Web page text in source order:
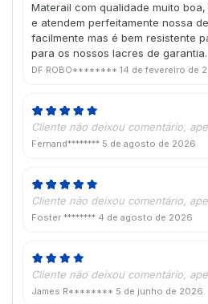
Materail com qualidade muito
e atendem perfeitamente nossa
facilmente mas é bem resistente
para os nossos lacres de garantia.
DF ROBO******** 14 de fevereiro de
Cliente não deixou comentário,
Fernand******** 5 de agosto de 2026
Cliente não deixou comentário,
Foster ******** 4 de agosto de 2026
Cliente não deixou comentário,
James R******** 5 de junho de 2026